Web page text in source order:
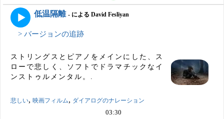
低温隔離 - による David Fesliyan
> バージョンの追跡
ストリングスとピアノをメインにした、ス
ローで悲しく、ソフトでドラマチックなイ
ンストゥルメンタル。.
悲しい, 映画フィルム, ダイアログのナレーション
03:30